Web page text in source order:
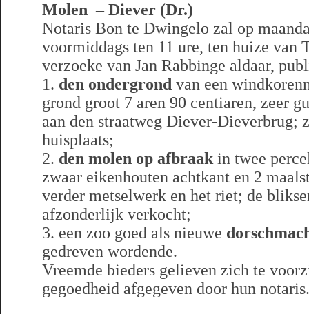
Molen – Diever (Dr.)
Notaris Bon te Dwingelo zal op
voormiddags ten 11 ure, ten huize van
verzoeke van Jan Rabbinge aldaar,
1. den ondergrond van een
grond groot 7 aren 90 centiaren, zeer
aan den straatweg Diever-Dieverbrug;
huisplaats;
2. den molen op afbraak in twee
zwaar eikenhouten achtkant en 2
verder metselwerk en het riet; de
afzonderlijk verkocht;
3. een zoo goed als nieuwe
gedreven wordende.
Vreemde bieders gelieven zich te
gegoedheid afgegeven door hun notaris.